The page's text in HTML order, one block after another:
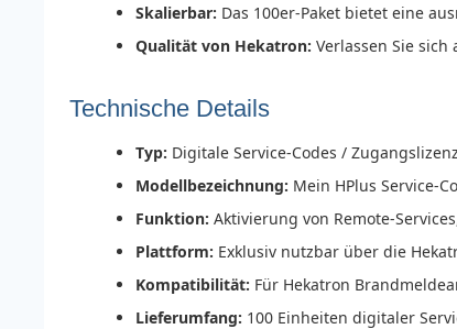
Skalierbar: Das 100er-Paket bietet eine
Qualität von Hekatron: Verlassen Sie
Technische Details
Typ: Digitale Service-Codes /
Modellbezeichnung: Mein HPlus Service-
Funktion: Aktivierung von Remote-
Plattform: Exklusiv nutzbar über die
Kompatibilität: Für Hekatron
Lieferumfang: 100 Einheiten digitaler